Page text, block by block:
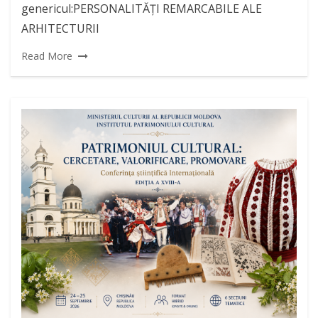
genericul:PERSONALITĂȚI REMARCABILE ALE
ARHITECTURII
Read More